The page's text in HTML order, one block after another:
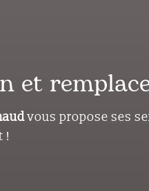
et
vous propose ses
!